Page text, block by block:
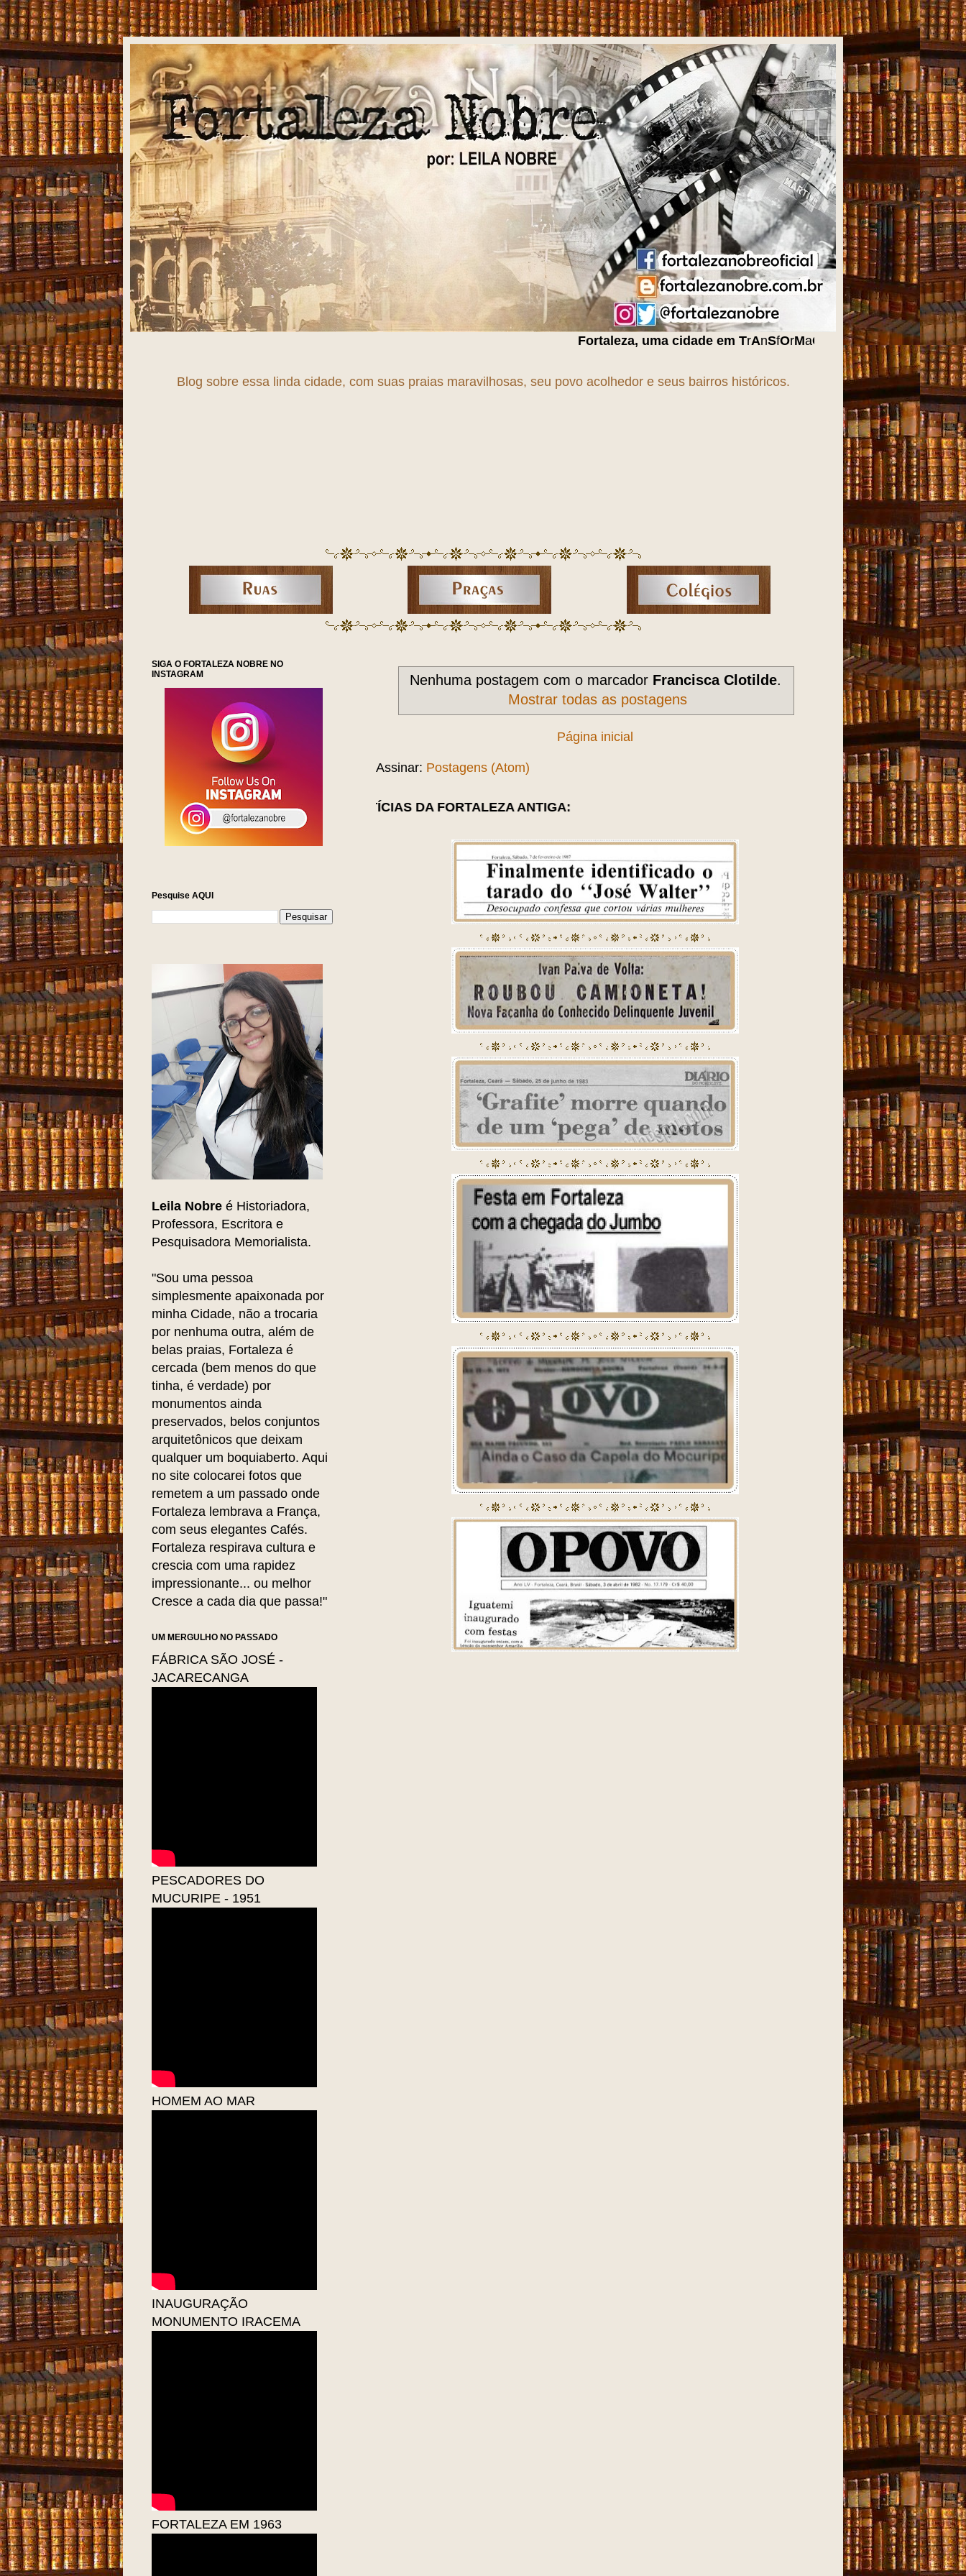
Fortaleza, uma cidade emTrA nSfOrM aÇã O!!!
Blog sobre essa linda cidade, com suas praias maravilhosas, seu povo acolhedor e seus bairros históricos.
Nenhuma postagem com o marcador Francisca Clotilde.
Mostrar todas as postagens
Página inicial
Assinar: Postagens (Atom)
NOTÍCIAS DA FORTALEZA ANTIGA:
SIGA O FORTALEZA NOBRE NO
INSTAGRAM
Pesquise AQUI
Leila Nobre é Historiadora,
Professora, Escritora e
Pesquisadora Memorialista.
"Sou uma pessoa
simplesmente apaixonada por
minha Cidade, não a trocaria
por nenhuma outra, além de
belas praias, Fortaleza é
cercada (bem menos do que
tinha, é verdade) por
monumentos ainda
preservados, belos conjuntos
arquitetônicos que deixam
qualquer um boquiaberto. Aqui
no site colocarei fotos que
remetem a um passado onde
Fortaleza lembrava a França,
com seus elegantes Cafés.
Fortaleza respirava cultura e
crescia com uma rapidez
impressionante... ou melhor
Cresce a cada dia que passa!"
UM MERGULHO NO PASSADO
FÁBRICA SÃO JOSÉ -
JACARECANGA
PESCADORES DO
MUCURIPE - 1951
HOMEM AO MAR
INAUGURAÇÃO
MONUMENTO IRACEMA
FORTALEZA EM 1963